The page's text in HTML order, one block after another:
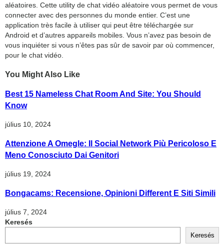
aléatoires. Cette utility de chat vidéo aléatoire vous permet de vous
connecter avec des personnes du monde entier. C’est une
application très facile à utiliser qui peut être téléchargée sur
Android et d’autres appareils mobiles. Vous n’avez pas besoin de
vous inquiéter si vous n’êtes pas sûr de savoir par où commencer,
pour le chat vidéo.
You Might Also Like
Best 15 Nameless Chat Room And Site: You Should
Know
július 10, 2024
Attenzione A Omegle: Il Social Network Più Pericoloso E
Meno Conosciuto Dai Genitori
július 19, 2024
Bongacams: Recensione, Opinioni Different E Siti Simili
július 7, 2024
Keresés
Keresés